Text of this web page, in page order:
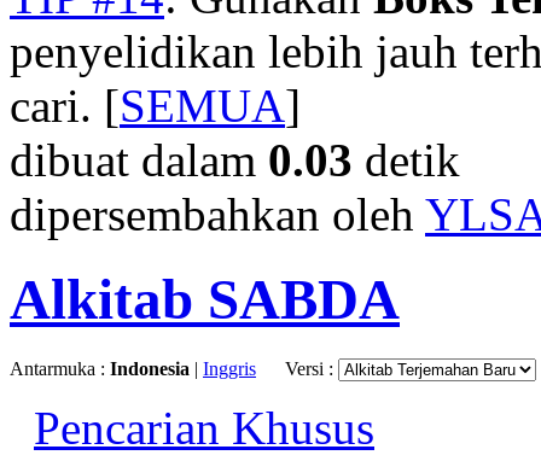
penyelidikan lebih jauh
cari. [SEMUA]
dibuat dalam 0.03 detik
dipersembahkan oleh
Alkitab SABDA
Antarmuka : Indonesia | Inggris Versi :
Pencarian Khusus